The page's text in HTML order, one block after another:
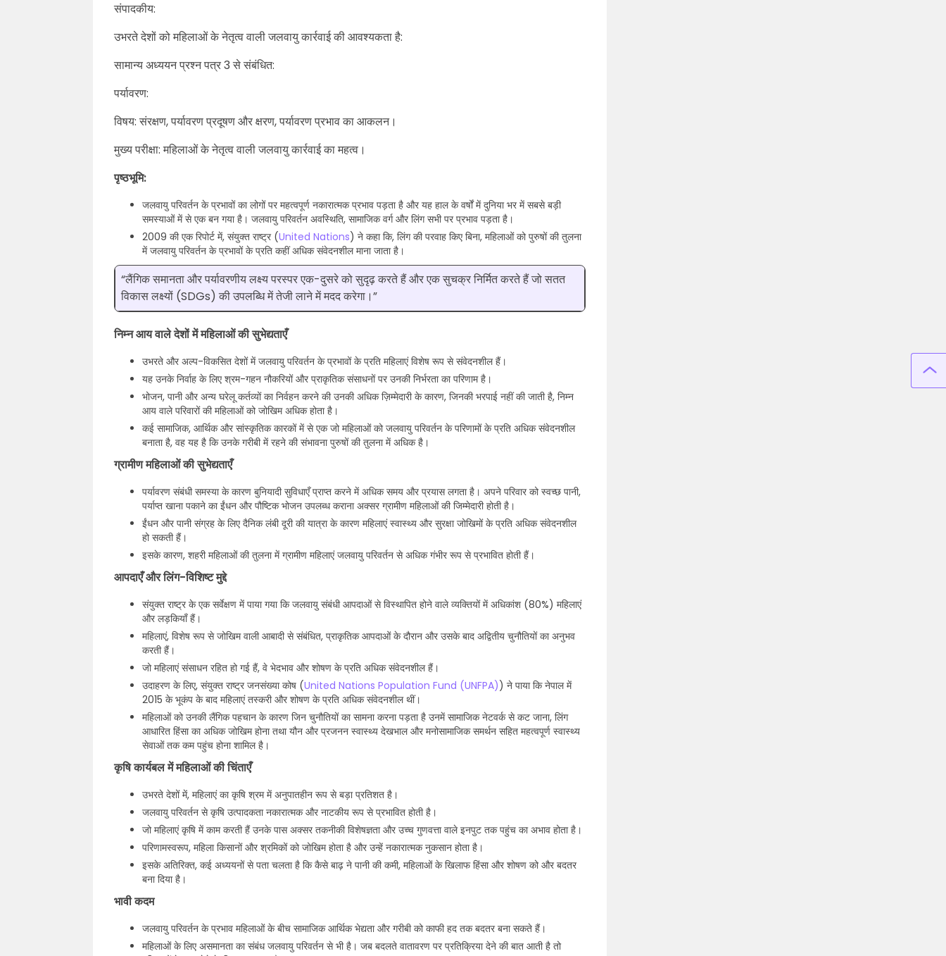
संपादकीय:
उभरते देशों को महिलाओं के नेतृत्व वाली जलवायु कार्रवाई की आवश्यकता है:
सामान्य अध्ययन प्रश्न पत्र 3 से संबंधित:
पर्यावरण:
विषय: संरक्षण, पर्यावरण प्रदूषण और क्षरण, पर्यावरण प्रभाव का आकलन।
मुख्य परीक्षा: महिलाओं के नेतृत्व वाली जलवायु कार्रवाई का महत्व।
पृष्ठभूमि:
जलवायु परिवर्तन के प्रभावों का लोगों पर महत्वपूर्ण नकारात्मक प्रभाव पड़ता है और यह हाल के वर्षों में दुनिया भर में सबसे बड़ी
समस्याओं में से एक बन गया है। जलवायु परिवर्तन अवस्थिति, सामाजिक वर्ग और लिंग सभी पर प्रभाव पड़ता है।
2009 की एक रिपोर्ट में, संयुक्त राष्ट्र (United Nations) ने कहा कि, लिंग की परवाह किए बिना, महिलाओं को पुरुषों की तुलना
में जलवायु परिवर्तन के प्रभावों के प्रति कहीं अधिक संवेदनशील माना जाता है।
“लैंगिक समानता और पर्यावरणीय लक्ष्य परस्पर एक-दुसरे को सुदृढ़ करते हैं और एक सुचक्र निर्मित करते हैं जो सतत
विकास लक्ष्यों (SDGs) की उपलब्धि में तेजी लाने में मदद करेगा।”
निम्न आय वाले देशों में महिलाओं की सुभेद्यताएँ
उभरते और अल्प-विकसित देशों में जलवायु परिवर्तन के प्रभावों के प्रति महिलाएं विशेष रूप से संवेदनशील हैं।
यह उनके निर्वाह के लिए श्रम-गहन नौकरियों और प्राकृतिक संसाधनों पर उनकी निर्भरता का परिणाम है।
भोजन, पानी और अन्य घरेलू कर्तव्यों का निर्वहन करने की उनकी अधिक ज़िम्मेदारी के कारण, जिनकी भरपाई नहीं की जाती है, निम्न
आय वाले परिवारों की महिलाओं को जोखिम अधिक होता है।
कई सामाजिक, आर्थिक और सांस्कृतिक कारकों में से एक जो महिलाओं को जलवायु परिवर्तन के परिणामों के प्रति अधिक संवेदनशील
बनाता है, वह यह है कि उनके गरीबी में रहने की संभावना पुरुषों की तुलना में अधिक है।
ग्रामीण महिलाओं की सुभेद्यताएँ
पर्यावरण संबंधी समस्या के कारण बुनियादी सुविधाएँ प्राप्त करने में अधिक समय और प्रयास लगता है। अपने परिवार को स्वच्छ पानी,
पर्याप्त खाना पकाने का ईंधन और पौष्टिक भोजन उपलब्ध कराना अक्सर ग्रामीण महिलाओं की जिम्मेदारी होती है।
ईंधन और पानी संग्रह के लिए दैनिक लंबी दूरी की यात्रा के कारण महिलाएं स्वास्थ्य और सुरक्षा जोखिमों के प्रति अधिक संवेदनशील
हो सकती हैं।
इसके कारण, शहरी महिलाओं की तुलना में ग्रामीण महिलाएं जलवायु परिवर्तन से अधिक गंभीर रूप से प्रभावित होती हैं।
आपदाएँ और लिंग-विशिष्ट मुद्दे
संयुक्त राष्ट्र के एक सर्वेक्षण में पाया गया कि जलवायु संबंधी आपदाओं से विस्थापित होने वाले व्यक्तियों में अधिकांश (80%) महिलाएं
और लड़कियाँ हैं।
महिलाएं, विशेष रूप से जोखिम वाली आबादी से संबंधित, प्राकृतिक आपदाओं के दौरान और उसके बाद अद्वितीय चुनौतियों का अनुभव
करती हैं।
जो महिलाएं संसाधन रहित हो गई हैं, वे भेदभाव और शोषण के प्रति अधिक संवेदनशील हैं।
उदाहरण के लिए, संयुक्त राष्ट्र जनसंख्या कोष (United Nations Population Fund (UNFPA)) ने पाया कि नेपाल में
2015 के भूकंप के बाद महिलाएं तस्करी और शोषण के प्रति अधिक संवेदनशील थीं।
महिलाओं को उनकी लैंगिक पहचान के कारण जिन चुनौतियों का सामना करना पड़ता है उनमें सामाजिक नेटवर्क से कट जाना, लिंग
आधारित हिंसा का अधिक जोखिम होना तथा यौन और प्रजनन स्वास्थ्य देखभाल और मनोसामाजिक समर्थन सहित महत्वपूर्ण स्वास्थ्य
सेवाओं तक कम पहुंच होना शामिल है।
कृषि कार्यबल में महिलाओं की चिंताएँ
उभरते देशों में, महिलाएं का कृषि श्रम में अनुपातहीन रूप से बड़ा प्रतिशत है।
जलवायु परिवर्तन से कृषि उत्पादकता नकारात्मक और नाटकीय रूप से प्रभावित होती है।
जो महिलाएं कृषि में काम करती हैं उनके पास अक्सर तकनीकी विशेषज्ञता और उच्च गुणवत्ता वाले इनपुट तक पहुंच का अभाव होता है।
परिणामस्वरूप, महिला किसानों और श्रमिकों को जोखिम होता है और उन्हें नकारात्मक नुकसान होता है।
इसके अतिरिक्त, कई अध्ययनों से पता चलता है कि कैसे बाढ़ ने पानी की कमी, महिलाओं के खिलाफ हिंसा और शोषण को और बदतर
बना दिया है।
भावी कदम
जलवायु परिवर्तन के प्रभाव महिलाओं के बीच सामाजिक आर्थिक भेद्यता और गरीबी को काफी हद तक बदतर बना सकते हैं।
महिलाओं के लिए असमानता का संबंध जलवायु परिवर्तन से भी है। जब बदलते वातावरण पर प्रतिक्रिया देने की बात आती है तो